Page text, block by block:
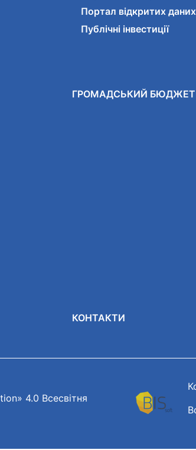
Портал відкритих даних
Публічні інвестиції
ГРОМАДСЬКИЙ БЮДЖЕТ
КОНТАКТИ
4.0 Всесвітня